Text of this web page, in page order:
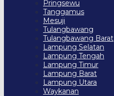
Pringsewu
Tanggamus
Mesuji
Tulangbawang
Tulangbawang Barat
Lampung Selatan
Lampung Tengah
Lampung Timur
Lampung Barat
Lampung Utara
Waykanan